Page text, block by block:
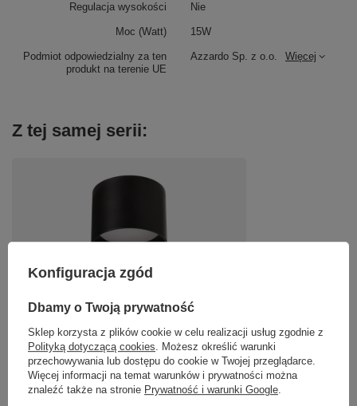
Podmiot odpowiedzialny za ten
produkt na terenie UE
Azzardo Sp. z o.o. Więcej
Regulacja wysokości Nie
Moc (Watt) 15W
Z tej samej serii:
ONTO GX53 BK AZZARDO AZ6265
65,00 zł /
Konfiguracja zgód
Dbamy o Twoją prywatność
Sklep korzysta z plików cookie w celu realizacji usług zgodnie z
Polityką dotyczącą cookies. Możesz określić warunki
przechowywania lub dostępu do cookie w Twojej przeglądarce.
Więcej informacji na temat warunków i prywatności można
znaleźć także na stronie Prywatność i warunki Google.